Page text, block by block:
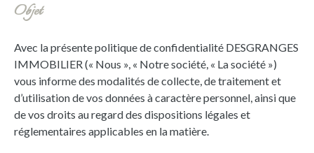
Objet
Avec la présente politique de confidentialité DESGRANGES
IMMOBILIER (« Nous », « Notre société, « La société »)
vous informe des modalités de collecte, de traitement et
d’utilisation de vos données à caractère personnel, ainsi que
de vos droits au regard des dispositions légales et
réglementaires applicables en la matière.